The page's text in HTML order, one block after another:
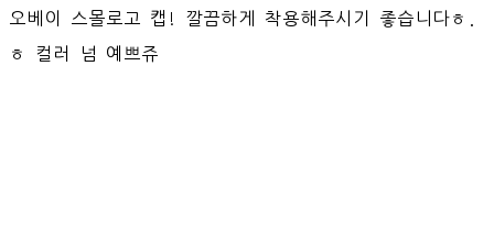
오베이 스몰로고 캡! 깔끔하게 착용해주시기 좋습니다ㅎ.
ㅎ 컬러 넘 예쁘쥬